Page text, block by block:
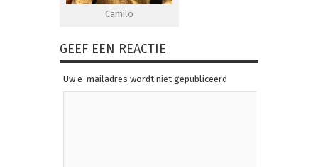
Camilo
GEEF EEN REACTIE
Uw e-mailadres wordt niet gepubliceerd